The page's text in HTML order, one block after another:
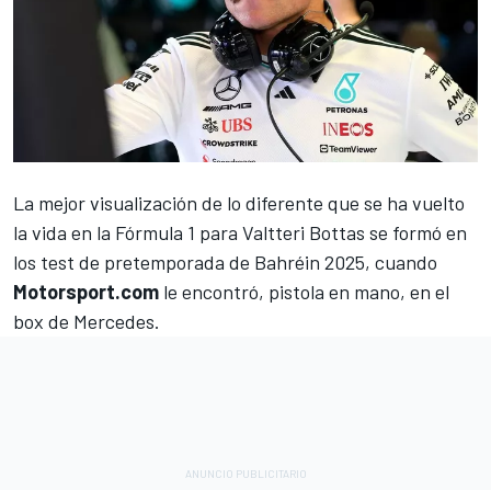
La mejor visualización de lo diferente que se ha vuelto
la vida en la Fórmula 1 para Valtteri Bottas se formó en
los test de pretemporada de Bahréin 2025, cuando
Motorsport.com le encontró, pistola en mano, en el
box de Mercedes.